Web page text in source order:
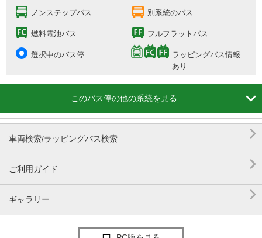
ノンステップバス 別系統のバス
燃料電池バス フルフラットバス
選択中のバス停
ラッピングバス情報
あり
このバス停の他の系統を見る 
車両検索/ラッピングバス検索 
ご利用ガイド 
ギャラリー 